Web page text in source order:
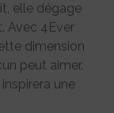
elle dégage
Avec 4Ever
dimension
peut aimer.
une